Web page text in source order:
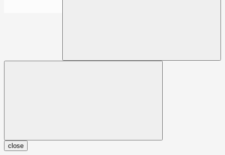
close